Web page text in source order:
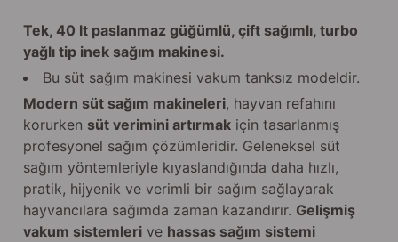
Tek, 40 lt paslanmaz güğümlü, çift sağımlı, turbo
yağlı tip inek sağım makinesi.
Bu süt sağım makinesi vakum tanksız modeldir.
Modern süt sağım makineleri, hayvan refahını
korurken süt verimini artırmak için tasarlanmış
profesyonel sağım çözümleridir. Geleneksel süt
sağım yöntemleriyle kıyaslandığında daha hızlı,
pratik, hijyenik ve verimli bir sağım sağlayarak
hayvancılara sağımda zaman kazandırır. Gelişmiş
vakum sistemleri ve hassas sağım sistemi